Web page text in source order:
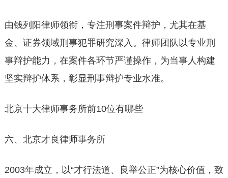
由钱列阳律师领衔，专注刑事案件辩护，尤其在基
金、证券领域刑事犯罪研究深入。律师团队以专业刑
事辩护能力，在案件各环节严谨操作，为当事人构建
坚实辩护体系，彰显刑事辩护专业水准。
北京十大律师事务所前10位有哪些
六、北京才良律师事务所
2003年成立，以“才行法道、良举公正”为核心价值，致